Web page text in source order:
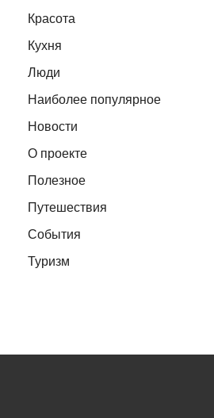
Красота
Кухня
Люди
Наиболее популярное
Новости
О проекте
Полезное
Путешествия
События
Туризм